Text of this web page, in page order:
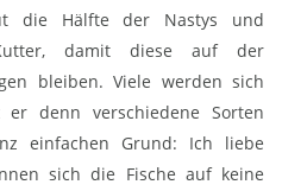
die Hälfte der Nastys und
damit diese auf der
bleiben. Viele werden sich
denn verschiedene Sorten
einfachen Grund: Ich liebe
sich die Fische auf keine